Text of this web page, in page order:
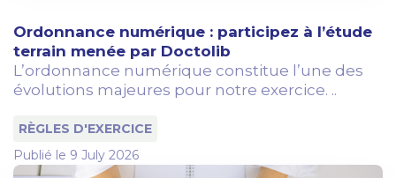
Ordonnance numérique : participez à l’étude
terrain menée par Doctolib
L’ordonnance numérique constitue l’une des
évolutions majeures pour notre exercice. ..
RÈGLES D'EXERCICE
Publié le 9 July 2026